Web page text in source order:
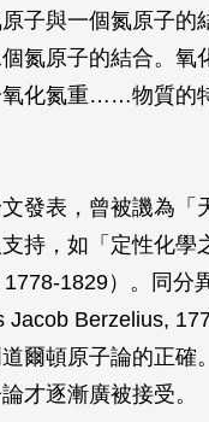
原子與一個氮原子的
氮原子的結合。氧
氧化氮重……物質的
發表，曾被譏為「
持，如「定性化學
1778-1829）。同分
Jacob Berzelius,
爾頓原子論的正確
才逐漸廣被接受。